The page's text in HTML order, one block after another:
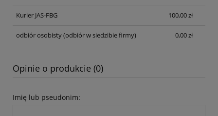
Kurier JAS-FBG 100,00 zł
odbiór osobisty(odbiór w siedzibie firmy) 0,00 zł
Opinie o produkcie (0)
Imię lub pseudonim: